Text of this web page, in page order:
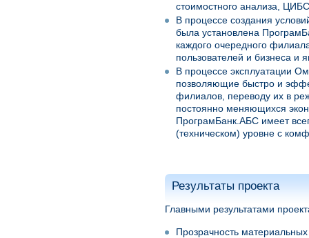
стоимостного анализа,
В процессе создания
была установлена
каждого очередного
пользователей и бизнеса и
В процессе эксплуатации
позволяющие быстро и
филиалов, переводу их в
постоянно меняющихся
ПрограмБанк.АБС имеет
(техническом) уровне с
Результаты проекта
Главными результатами
Прозрачность